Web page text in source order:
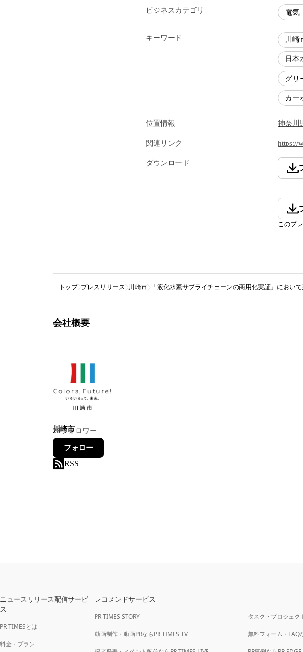
ビジネスカテゴリ 電気
キーワード 川崎
日本
グリ
カー
位置情報 神奈川
関連リンク https://
ダウンロード
このプ
トップ プレスリリース 川崎市 「液化水素サプライチェーンの商用化実証」におい
会社概要
川崎市
28フォロワー
フォロー
RSS
ニュースリリース配信サービ
ス
PR TIMESとは
料金・プラン
レコメンドサービス
PR TIMES STORY
動画制作・動画PRならPR TIMES TV
タスク・プロジェク
無料フォーム・FAQ